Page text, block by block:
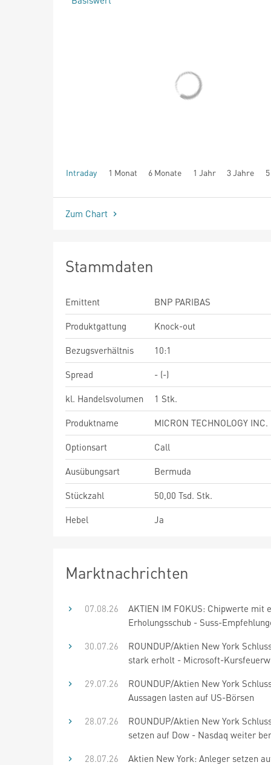
Intraday 1 Monat 6 Monate 1 Jahr 3 Jahre
seit Beginn
Zum Chart
Stammdaten
Emittent
BNP PARIBAS
Produktgattung
Knock-out
Bezugsverhältnis
10:1
Spread
- (-)
kl. Handelsvolumen
1 Stk.
Produktname
MICRON TECHNOLOGY
Optionsart
Call
Ausübungsart
Bermuda
Stückzahl
50,00 Tsd. Stk.
Hebel
Ja
Marktnachrichten
07.08.26
AKTIEN IM FOKUS: Chipwerte mit
Erholungsschub - Suss-
30.07.26
ROUNDUP/Aktien New York
stark erholt - Microsoft-
29.07.26
ROUNDUP/Aktien New York
Aussagen lasten auf US-Börsen
28.07.26
ROUNDUP/Aktien New York
setzen auf Dow - Nasdaq weiter
28.07.26
Aktien New York: Anleger setzen